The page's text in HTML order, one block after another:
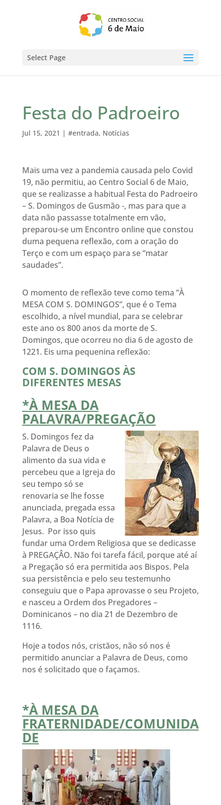
Select Page
Festa do Padroeiro
Jul 15, 2021 | #entrada, Notícias
Mais uma vez a pandemia causada pelo Covid
19, não permitiu, ao Centro Social 6 de Maio,
que se realizasse a habitual Festa do Padroeiro
– S. Domingos de Gusmão -, mas para que a
data não passasse totalmente em vão,
preparou-se um Encontro online que constou
duma pequena reflexão, com a oração do
Terço e com um espaço para se “matar
saudades”.
O momento de reflexão teve como tema “À
MESA COM S. DOMINGOS”, que é o Tema
escolhido, a nível mundial, para se celebrar
este ano os 800 anos da morte de S.
Domingos, que ocorreu no dia 6 de agosto de
1221. Eis uma pequenina reflexão:
COM S. DOMINGOS ÀS
DIFERENTES MESAS
*À MESA DA
PALAVRA/PREGAÇÃO
S. Domingos fez da
Palavra de Deus o
alimento da sua vida e
percebeu que a Igreja do
seu tempo só se
renovaria se lhe fosse
anunciada, pregada essa
Palavra, a Boa Notícia de
Jesus. Por isso quis
fundar uma Ordem Religiosa que se dedicasse
à PREGAÇÂO. Não foi tarefa fácil, porque até aí
a Pregação só era permitida aos Bispos. Pela
sua persistência e pelo seu testemunho
conseguiu que o Papa aprovasse o seu Projeto,
e nasceu a Ordem dos Pregadores –
Dominicanos – no dia 21 de Dezembro de
1116.
Hoje a todos nós, cristãos, não só nos é
permitido anunciar a Palavra de Deus, como
nos é solicitado que o façamos.
*À MESA DA
FRATERNIDADE/COMUNIDA
DE